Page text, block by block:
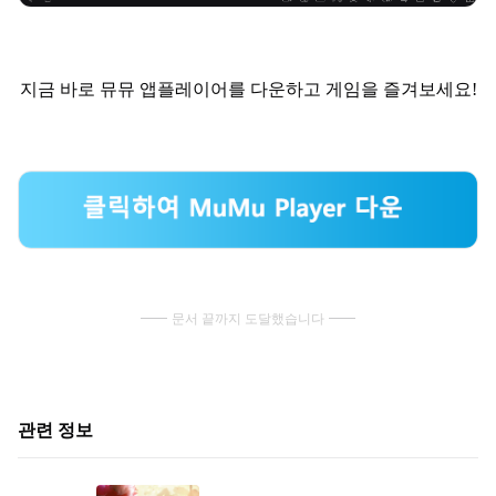
지금 바로 뮤뮤 앱플레이어를 다운하고 게임을 즐겨보세요!
문서 끝까지 도달했습니다
관련 정보